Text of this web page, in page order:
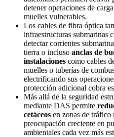
detener operaciones de
muelles vulnerables.
Los cables de fibra óptica
infraestructuras submarinas
detectar corrientes
tierra o incluso anclas de
instalaciones como cables
muelles o tuberías de
electrificando sus
protección adicional cobra
Más allá de la seguridad
mediante DAS permite
cetáceos en zonas de
preocupación creciente en
ambientales cada vez más